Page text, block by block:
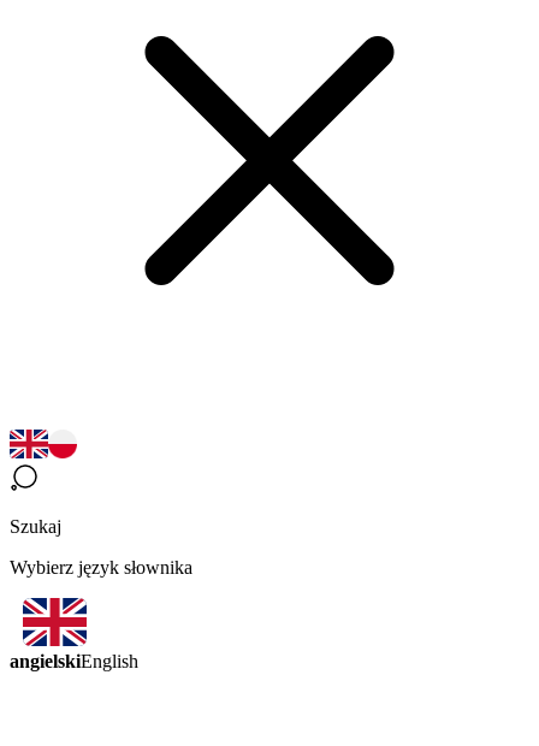
Szukaj
Wybierz język słownika
angielskiEnglish